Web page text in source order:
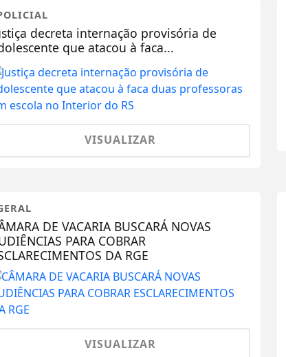
decreta internação provisória de
que atacou à faca...
VISUALIZAR
DE VACARIA BUSCARÁ NOVAS
PARA COBRAR
DA RGE
VISUALIZAR